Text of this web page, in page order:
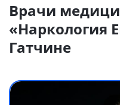
Врачи
«Наркология
Гатчине